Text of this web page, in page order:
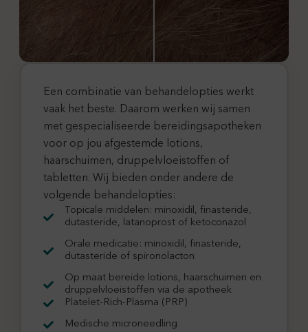
Een combinatie van behandelopties werkt
vaak het beste. Daarom werken wij samen
met gespecialiseerde bereidingsapotheken
voor op jou afgestemde lotions,
haarschuimen, druppelvloeistoffen of
tabletten. Wij bieden onder andere de
volgende behandelopties:
Topicale middelen: minoxidil, finasteride,
dutasteride, latanoprost of ketoconazol
Orale medicatie: minoxidil, finasteride,
dutasteride of spironolacton
Op maat bereide lotions, haarschuimen en
druppelvloeistoffen via de apotheek
Platelet-Rich-Plasma (PRP)
Medische microneedling